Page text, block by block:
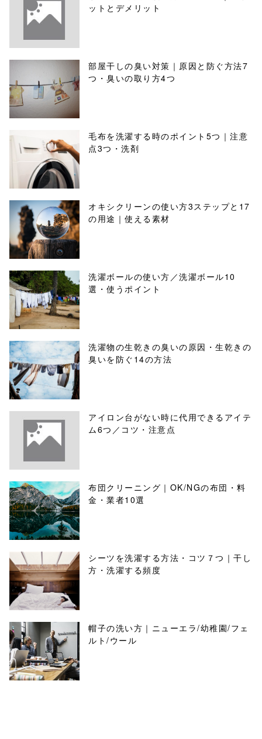
ットとデメリット
部屋干しの臭い対策｜原因と防ぐ方法7
つ・臭いの取り方4つ
毛布を洗濯する時のポイント5つ｜注意
点3つ・洗剤
オキシクリーンの使い方3ステップと17
の用途｜使える素材
洗濯ボールの使い方／洗濯ボール10
選・使うポイント
洗濯物の生乾きの臭いの原因・生乾きの
臭いを防ぐ14の方法
アイロン台がない時に代用できるアイテ
ム6つ／コツ・注意点
布団クリーニング｜OK/NGの布団・料
金・業者10選
シーツを洗濯する方法・コツ７つ｜干し
方・洗濯する頻度
帽子の洗い方｜ニューエラ/幼稚園/フェ
ルト/ウール